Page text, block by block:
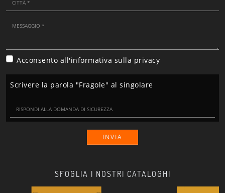
SFOGLIA I NOSTRI CATALOGHI
Acconsento all'informativa sulla privacy
Scrivere la parola "Fragole" al singolare
INVIA